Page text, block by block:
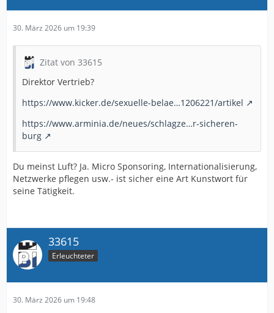
30. März 2026 um 19:39
Zitat von 33615
Direktor Vertrieb?
https://www.kicker.de/sexuelle-belae…1206221/artikel
https://www.arminia.de/neues/schlagze…r-sicheren-
burg
Du meinst Luft? Ja. Micro Sponsoring, Internationalisierung,
Netzwerke pflegen usw.- ist sicher eine Art Kunstwort für
seine Tätigkeit.
33615
Erleuchteter
30. März 2026 um 19:48